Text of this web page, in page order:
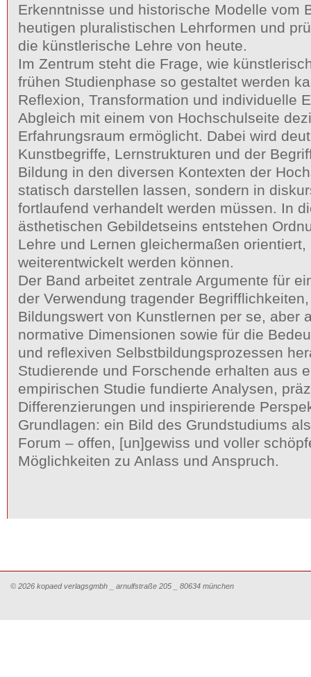
Erkenntnisse und historische Modelle vom
heutigen pluralistischen Lehrformen und
die künstlerische Lehre von heute.
Im Zentrum steht die Frage, wie
frühen Studienphase so gestaltet werden
Reflexion, Transformation und individuelle
Abgleich mit einem von Hochschulseite
Erfahrungsraum ermöglicht. Dabei wird
Kunstbegriffe, Lernstrukturen und der
Bildung in den diversen Kontexten der
statisch darstellen lassen, sondern in
fortlaufend verhandelt werden müssen. In
ästhetischen Gebildetseins entstehen
Lehre und Lernen gleichermaßen
weiterentwickelt werden können.
Der Band arbeitet zentrale Argumente für
der Verwendung tragender
Bildungswert von Kunstlernen per se, aber
normative Dimensionen sowie für die
und reflexiven Selbstbildungsprozessen
Studierende und Forschende erhalten aus
empirischen Studie fundierte Analysen,
Differenzierungen und inspirierende
Grundlagen: ein Bild des Grundstudiums
Forum – offen, [un]gewiss und voller
Möglichkeiten zu Anlass und Anspruch.
© 2026 kopaed verlagsgmbh _ arnulfstraße 205 _ 80634 münchen